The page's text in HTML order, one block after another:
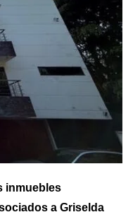
inmuebles
a Griselda